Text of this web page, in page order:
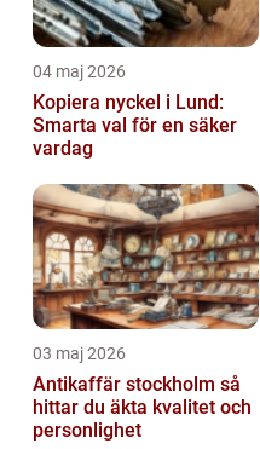
04 maj 2026
Kopiera nyckel i Lund:
Smarta val för en säker
vardag
03 maj 2026
Antikaffär stockholm så
hittar du äkta kvalitet och
personlighet